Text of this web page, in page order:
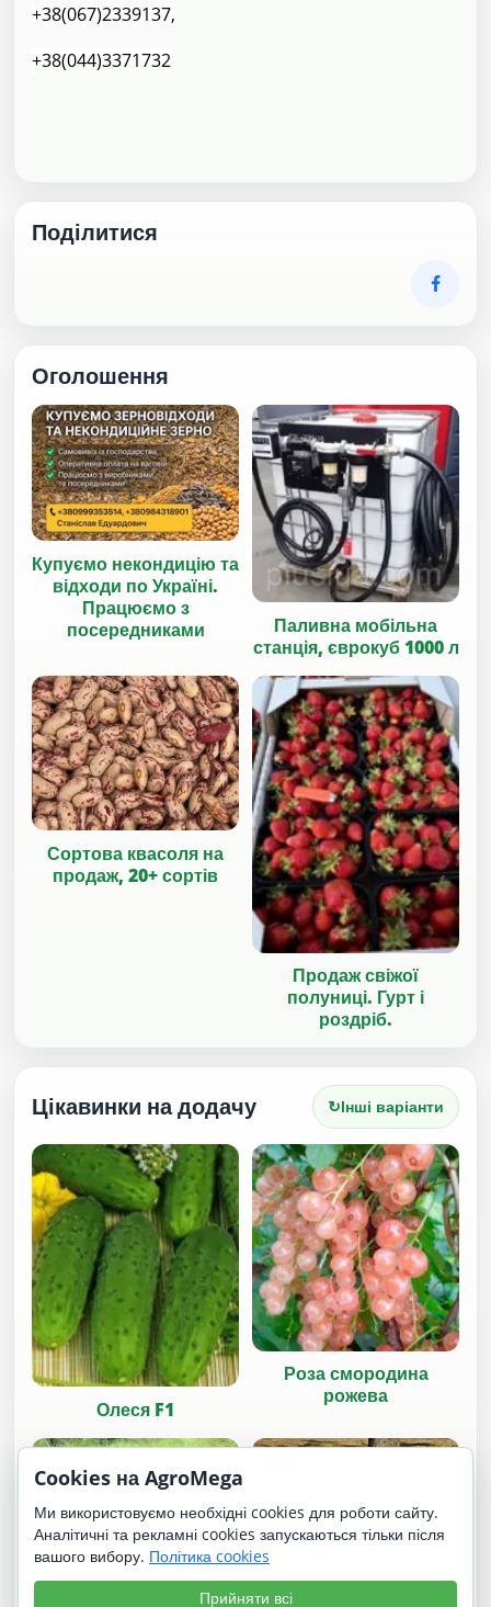
+38(067)2339137,
+38(044)3371732
Поділитися
Оголошення
Купуємо некондицію та
відходи по Україні.
Працюємо з
посередниками
Паливна мобільна
станція, єврокуб 1000 л
Сортова квасоля на
продаж, 20+ сортів
Продаж свіжої
полуниці. Гурт і
роздріб.
Цікавинки на додачу ↻Інші варіанти
Олеся F1
Роза смородина
рожева
Cookies на AgroMega
Ми використовуємо необхідні cookies для роботи сайту.
Аналітичні та рекламні cookies запускаються тільки після
вашого вибору. Політика cookies
Прийняти всі